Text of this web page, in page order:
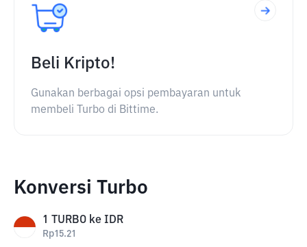
Beli Kripto!
Gunakan berbagai opsi pembayaran untuk
membeli Turbo di Bittime.
Konversi Turbo
1 TURBO ke IDR
Rp15.21